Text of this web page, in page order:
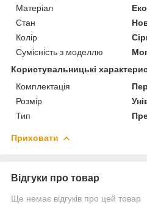
Матеріал
Стан
Колір
Сумісність з моделлю
Користувальницькі
Комплектація
Розмір
Тип
Приховати
Відгуки про товар
Ще немає відгуків про цей товар